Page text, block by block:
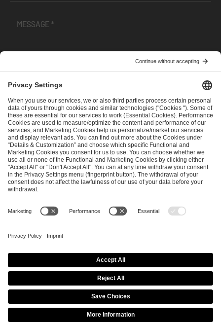
andPrivacy Policy
SEND MESSAGE
CAREER MEDIA RIGHTS
Imprint Privacy Policy Cookie Policy
Terms of Use
Copyright Policy
Procurement Policy
Whistleblowing
Modern Slavery Statement
Security & Disclosure